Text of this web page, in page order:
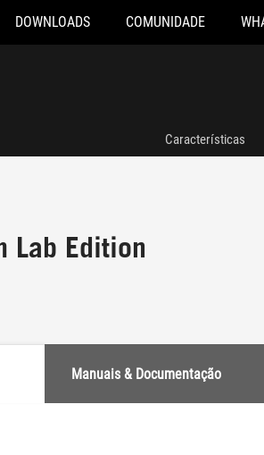
DOWNLOADS COMUNIDADE
Características
Lab Edition
Manuais & Documentação